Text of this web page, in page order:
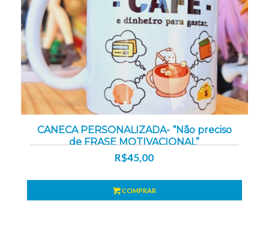
CANECA PERSONALIZADA- “Não preciso
de FRASE MOTIVACIONAL”
R$45,00
COMPRAR